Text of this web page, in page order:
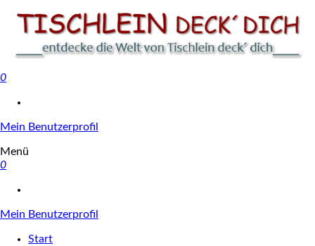
0
Mein Benutzerprofil
Menü
0
Mein Benutzerprofil
Start